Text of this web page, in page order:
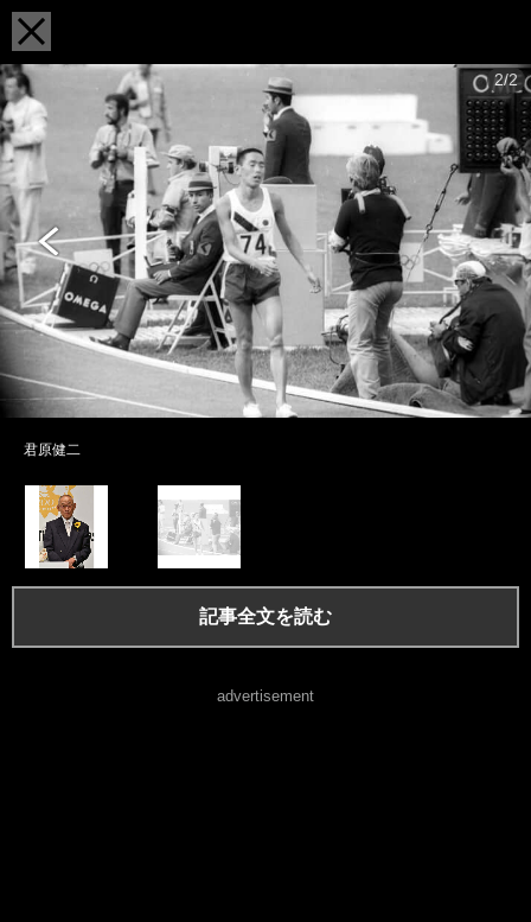
2/2
君原健二
記事全文を読む
advertisement